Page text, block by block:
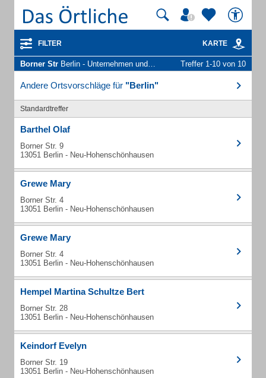
FILTER KARTE
Borner Str Berlin - Unternehmen und Personen Treffer 1-10 von 10
Andere Ortsvorschläge für "Berlin"
Standardtreffer
Barthel Olaf
Borner Str. 9
13051 Berlin - Neu-Hohenschönhausen
Grewe Mary
Borner Str. 4
13051 Berlin - Neu-Hohenschönhausen
Grewe Mary
Borner Str. 4
13051 Berlin - Neu-Hohenschönhausen
Hempel Martina Schultze Bert
Borner Str. 28
13051 Berlin - Neu-Hohenschönhausen
Keindorf Evelyn
Borner Str. 19
13051 Berlin - Neu-Hohenschönhausen